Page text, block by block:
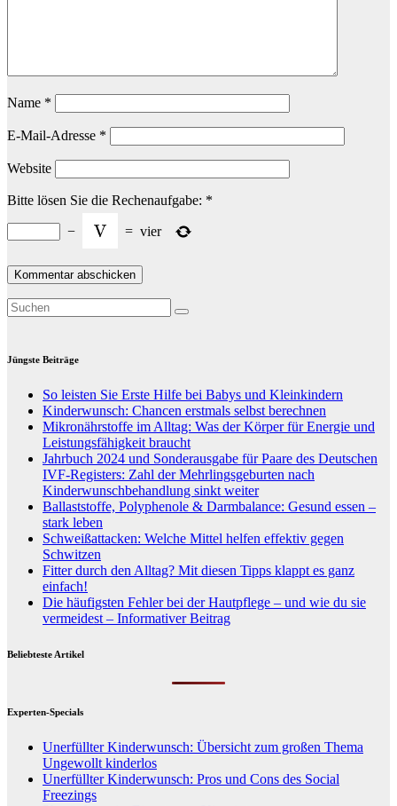
Name *
E-Mail-Adresse *
Website
Bitte lösen Sie die Rechenaufgabe: *
− = vier
Jüngste Beiträge
So leisten Sie Erste Hilfe bei Babys und Kleinkindern
Kinderwunsch: Chancen erstmals selbst berechnen
Mikronährstoffe im Alltag: Was der Körper für Energie und
Leistungsfähigkeit braucht
Jahrbuch 2024 und Sonderausgabe für Paare des Deutschen
IVF-Registers: Zahl der Mehrlingsgeburten nach
Kinderwunschbehandlung sinkt weiter
Ballaststoffe, Polyphenole & Darmbalance: Gesund essen –
stark leben
Schweißattacken: Welche Mittel helfen effektiv gegen
Schwitzen
Fitter durch den Alltag? Mit diesen Tipps klappt es ganz
einfach!
Die häufigsten Fehler bei der Hautpflege – und wie du sie
vermeidest – Informativer Beitrag
Beliebteste Artikel
Experten-Specials
Unerfüllter Kinderwunsch: Übersicht zum großen Thema
Ungewollt kinderlos
Unerfüllter Kinderwunsch: Pros und Cons des Social
Freezings